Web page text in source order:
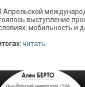
Апрельской
выступление
мобильность и
читать